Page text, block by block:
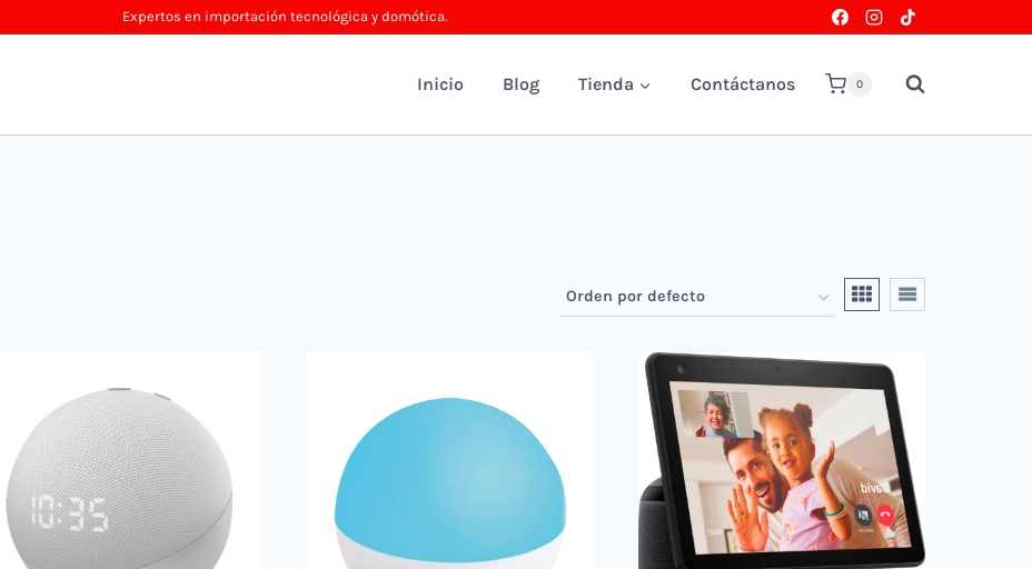
Expertos en importación tecnológica y domótica.
Inicio Blog Tienda Contáctanos 0